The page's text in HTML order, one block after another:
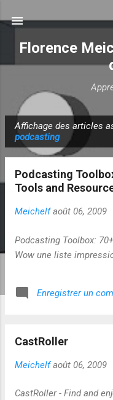
Florence
r
Affichage des articles
podcasting
Podcasting
Tools and
Meichelf août 06, 2009
Podcasting Toolbox:
Wow une liste
Enregistrer un
CastRoller
Meichelf août 06, 2009
CastRoller - Find and